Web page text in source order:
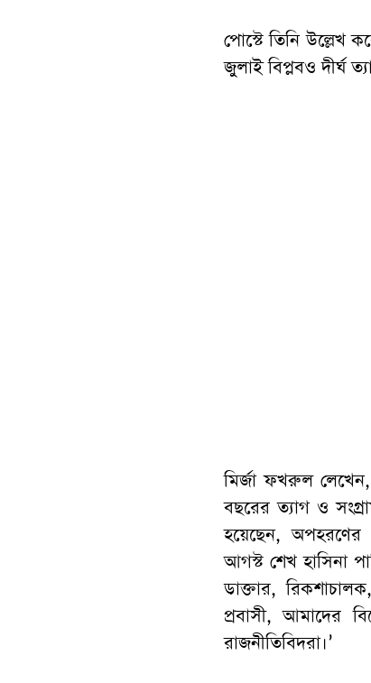
পোস্টে তিনি উল্লেখ
জুলাই বিপ্লবও দীর্ঘ
মির্জা ফখরুল
বছরের ত্যাগ ও
হয়েছেন,
আগস্ট শেখ হাসিনা
ডাক্তার,
প্রবাসী, আমাদের
রাজনীতিবিদরা।’